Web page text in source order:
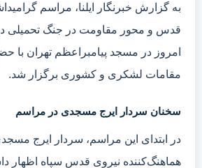
به گزارش خبرنگار ایلنا، مراسم
قدس و محور مقاومت در جنگ تحمیلی
امروز در مسجد پیامبراعظم تهران با
مقامات لشکری و کشوری برگزار شد.
سخنان سردار ایرج مسجدی در مراسم
در ابتدای این مراسم، سردار ایرج
هماهنگ‌کننده نیروی قدس سپاه اظهار